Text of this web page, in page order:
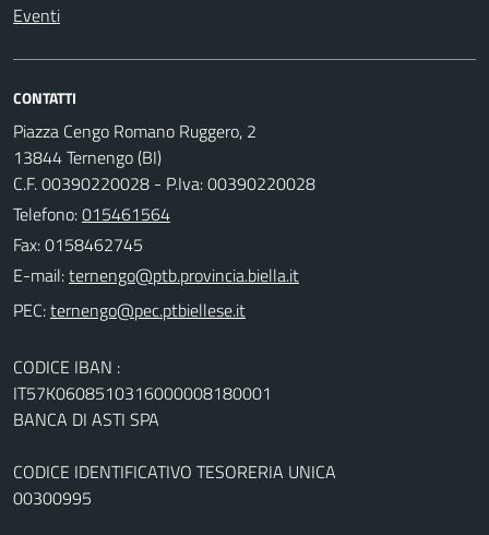
Eventi
CONTATTI
Piazza Cengo Romano Ruggero, 2
13844 Ternengo (BI)
C.F. 00390220028 - P.Iva: 00390220028
Telefono:015461564
Fax: 0158462745
E-mail:
PEC:
CODICE IBAN :
IT57K0608510316000008180001
BANCA DI ASTI SPA
CODICE IDENTIFICATIVO TESORERIA UNICA
00300995